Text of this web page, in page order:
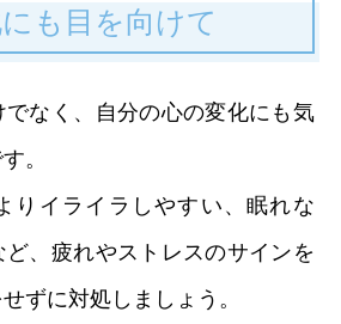
も目を向けて
なく、自分の心の変化にも気
。
りイライラしやすい、眠れな
、疲れやストレスのサインを
ずに対処しましょう。